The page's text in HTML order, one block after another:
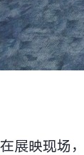
在展映现场